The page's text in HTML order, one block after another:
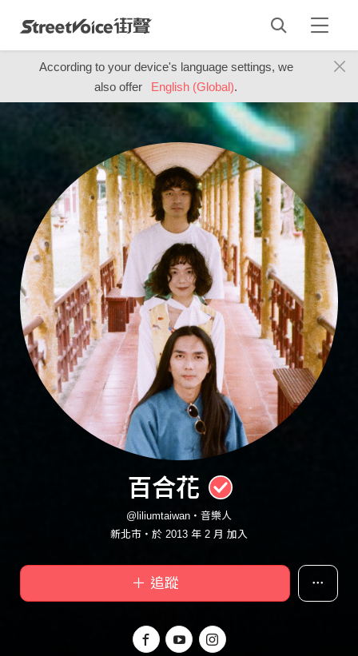
According to your device's language settings, we
also offer
English (Global).
百合花
@liliumtaiwan・音樂人
新北市・於 2013 年 2 月 加入
＋ 追蹤